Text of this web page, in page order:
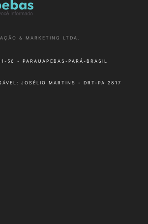
& MARKETING LTDA.
56 - PARAUAPEBAS-PARÁ-BRASIL
JOSÉLIO MARTINS - DRT-PA 2817